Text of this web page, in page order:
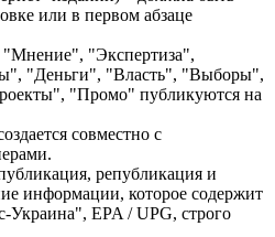
или в первом абзаце
"Мнение", "Экспертиза",
"Деньги", "Власть", "Выборы",
"Промо" публикуются на
совместно с
републикация и
информации, которое содержит
Украина", EPA / UPG, строго